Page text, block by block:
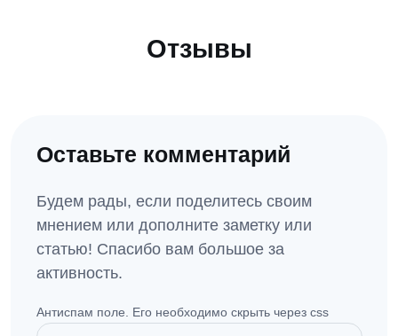
Отзывы
Оставьте комментарий
Будем рады, если поделитесь своим
мнением или дополните заметку или
статью! Спасибо вам большое за
активность.
Антиспам поле. Его необходимо скрыть через css